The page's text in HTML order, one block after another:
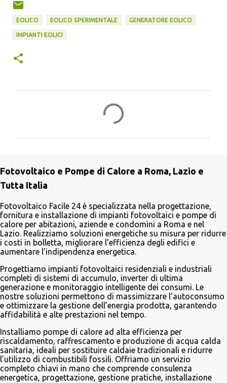
EOLICO EOLICO SPERIMENTALE GENERATORE EOLICO
IMPIANTI EOLICI
n
t
i
Fotovoltaico e Pompe di Calore a Roma, Lazio e
Tutta Italia
Fotovoltaico Facile 24 è specializzata nella progettazione,
fornitura e installazione di impianti fotovoltaici e pompe di
calore per abitazioni, aziende e condomìni a Roma e nel
Lazio. Realizziamo soluzioni energetiche su misura per ridurre
i costi in bolletta, migliorare l’efficienza degli edifici e
aumentare l’indipendenza energetica.
Progettiamo impianti fotovoltaici residenziali e industriali
completi di sistemi di accumulo, inverter di ultima
generazione e monitoraggio intelligente dei consumi. Le
nostre soluzioni permettono di massimizzare l’autoconsumo
e ottimizzare la gestione dell’energia prodotta, garantendo
affidabilità e alte prestazioni nel tempo.
Installiamo pompe di calore ad alta efficienza per
riscaldamento, raffrescamento e produzione di acqua calda
sanitaria, ideali per sostituire caldaie tradizionali e ridurre
l’utilizzo di combustibili fossili. Offriamo un servizio
completo chiavi in mano che comprende consulenza
energetica, progettazione, gestione pratiche, installazione